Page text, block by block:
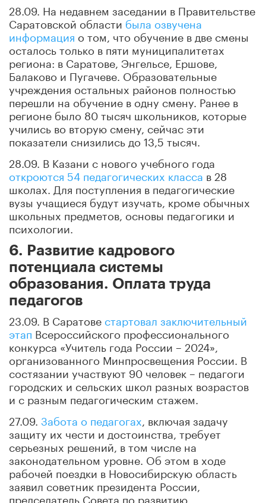
28.09. На недавнем заседании в Правительстве
Саратовской области была озвучена
информация о том, что обучение в две смены
осталось только в пяти муниципалитетах
региона: в Саратове, Энгельсе, Ершове,
Балаково и Пугачеве. Образовательные
учреждения остальных районов полностью
перешли на обучение в одну смену. Ранее в
регионе было 80 тысяч школьников, которые
учились во вторую смену, сейчас эти
показатели снизились до 13,5 тысяч.
28.09. В Казани с нового учебного года
откроются 54 педагогических класса в 28
школах. Для поступления в педагогические
вузы учащиеся будут изучать, кроме обычных
школьных предметов, основы педагогики и
психологии.
6. Развитие кадрового
потенциала системы
образования. Оплата труда
педагогов
23.09. В Саратове стартовал заключительный
этап Всероссийского профессионального
конкурса «Учитель года России – 2024»,
организованного Минпросвещения России. В
состязании участвуют 90 человек – педагоги
городских и сельских школ разных возрастов
и с разным педагогическим стажем.
27.09. Забота о педагогах , включая задачу
защиту их чести и достоинства, требует
серьезных решений, в том числе на
законодательном уровне. Об этом в ходе
рабочей поездки в Новосибирскую область
заявил советник президента России,
председатель Совета по развитию